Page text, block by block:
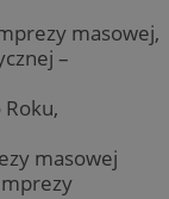
masowej,
–
masowej